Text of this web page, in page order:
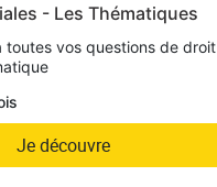
- Les Thématiques
toutes vos questions de droit
Je découvre